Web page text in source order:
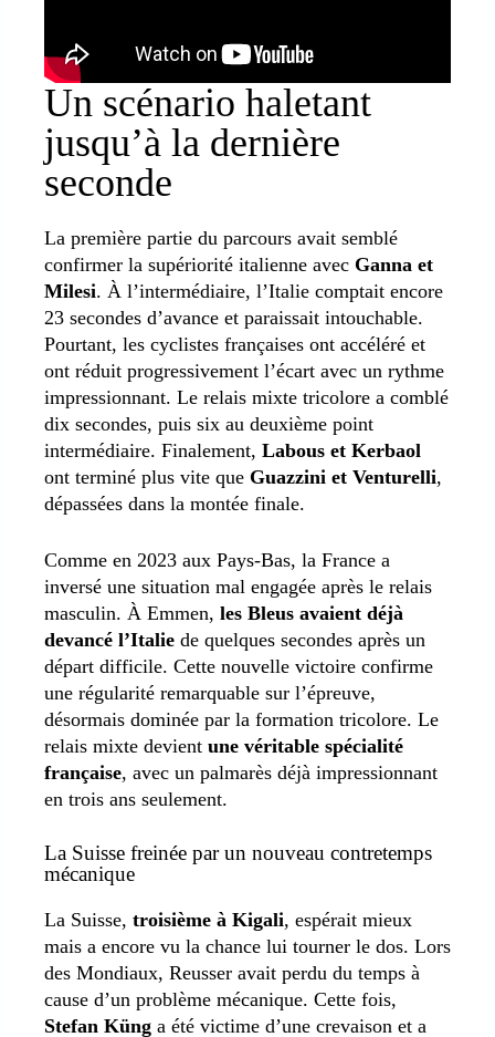
Un scénario haletant
jusqu’à la dernière
seconde
La première partie du parcours avait semblé
confirmer la supériorité italienne avec Ganna et
Milesi. À l’intermédiaire, l’Italie comptait encore
23 secondes d’avance et paraissait intouchable.
Pourtant, les cyclistes françaises ont accéléré et
ont réduit progressivement l’écart avec un rythme
impressionnant. Le relais mixte tricolore a comblé
dix secondes, puis six au deuxième point
intermédiaire. Finalement, Labous et Kerbaol
ont terminé plus vite que Guazzini et Venturelli,
dépassées dans la montée finale.
Comme en 2023 aux Pays-Bas, la France a
inversé une situation mal engagée après le relais
masculin. À Emmen, les Bleus avaient déjà
devancé l’Italie de quelques secondes après un
départ difficile. Cette nouvelle victoire confirme
une régularité remarquable sur l’épreuve,
désormais dominée par la formation tricolore. Le
relais mixte devient une véritable spécialité
française, avec un palmarès déjà impressionnant
en trois ans seulement.
La Suisse freinée par un nouveau contretemps
mécanique
La Suisse, troisième à Kigali, espérait mieux
mais a encore vu la chance lui tourner le dos. Lors
des Mondiaux, Reusser avait perdu du temps à
cause d’un problème mécanique. Cette fois,
Stefan Küng a été victime d’une crevaison et a